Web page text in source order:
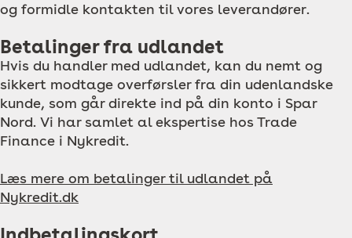
og formidle kontakten til vores leverandører.
Betalinger fra udlandet
Hvis du handler med udlandet, kan du nemt og
sikkert modtage overførsler fra din udenlandske
kunde, som går direkte ind på din konto i Spar
Nord. Vi har samlet al ekspertise hos Trade
Finance i Nykredit.
Læs mere om betalinger til udlandet på
Nykredit.dk